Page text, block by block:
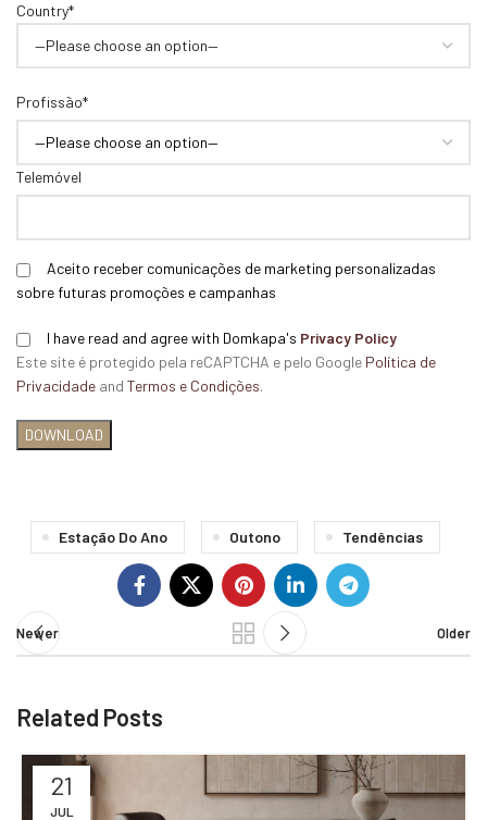
Country*
Profissão*
Telemóvel
Aceito receber comunicações de marketing personalizadas
sobre futuras promoções e campanhas
I have read and agree with Domkapa's Privacy Policy
Este site é protegido pela reCAPTCHA e pelo Google Política de
Privacidade and Termos e Condições.
Estação Do Ano Outono Tendências
Newer Older
Related Posts
21
JUL